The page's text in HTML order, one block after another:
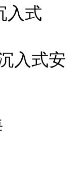
入式
入式安